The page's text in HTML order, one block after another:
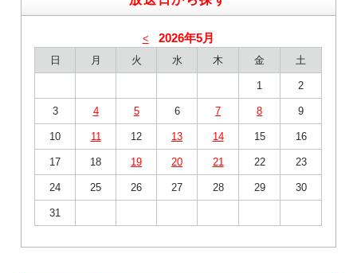
< 2026年5月
日 月 火 水 木 金 土
1 2
3 4 5 6 7 8 9
10 11 12 13 14 15 16
17 18 19 20 21 22 23
24 25 26 27 28 29 30
31